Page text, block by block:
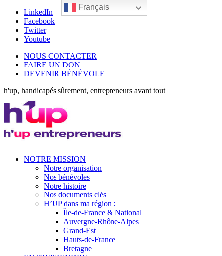
LinkedIn
Facebook
Twitter
Youtube
NOUS CONTACTER
FAIRE UN DON
DEVENIR BÉNÉVOLE
h'up, handicapés sûrement, entrepreneurs avant tout
NOTRE MISSION
Notre organisation
Nos bénévoles
Notre histoire
Nos documents clés
H’UP dans ma région :
Île-de-France & National
Auvergne-Rhône-Alpes
Grand-Est
Hauts-de-France
Bretagne
Français